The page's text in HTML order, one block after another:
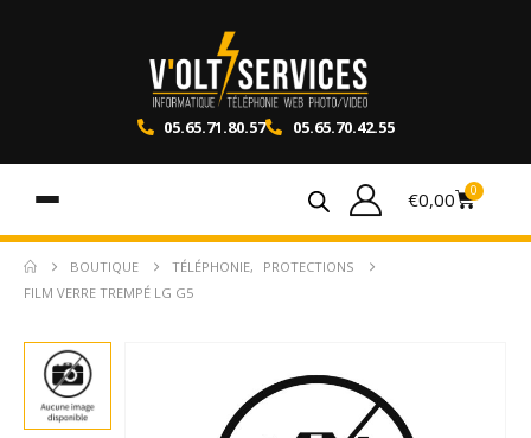
05.65.71.80.57 05.65.70.42.55
€0,00 0
BOUTIQUE TÉLÉPHONIE,
PROTECTIONS
FILM VERRE TREMPÉ LG G5